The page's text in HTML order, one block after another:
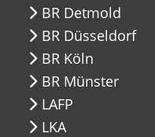
BR Detmold
BR Düsseldorf
BR Köln
BR Münster
LAFP
LKA